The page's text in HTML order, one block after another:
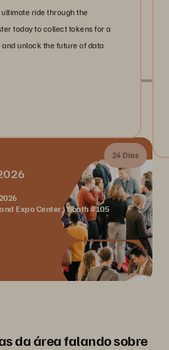
ride through the
today to collect tokens for a
unlock the future of data
eventos do setor
24 Dias
Expo Center | Booth #105
da área falando sobre